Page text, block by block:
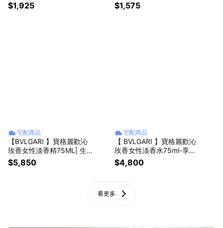
L丨生日禮首選✨送禮首選
💟生日贈禮
$1,925
霜40ML+淡香精1.5ML 針
管
$1,575
宅配商品
【BVLGARI 】寶格麗歡沁
玫香女性淡香精75ML| 生日
送禮推薦
$5,850
宅配商品
【 BVLGARI 】寶格麗歡沁
玫香女性淡香水75ml-享禮
袋包裝| 生日送禮推薦
$4,800
看更多